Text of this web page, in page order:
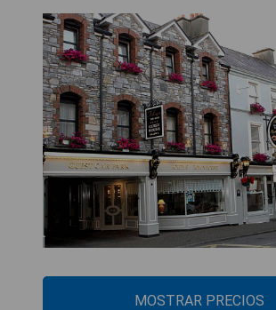
MOSTRAR PRECIOS